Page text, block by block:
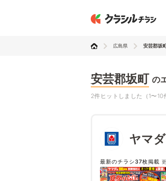
広島県 安芸郡坂
安芸郡坂町 の
2件ヒットしました（1〜10
ヤマ
最新のチラシ37枚掲載